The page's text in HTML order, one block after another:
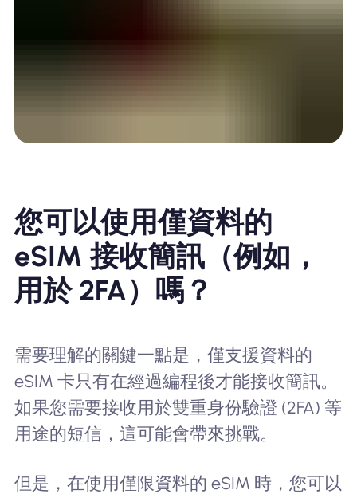
您可以使用僅資料的
eSIM 接收簡訊（例如，
用於 2FA）嗎？
需要理解的關鍵一點是，僅支援資料的
eSIM 卡只有在經過編程後才能接收簡訊。
如果您需要接收用於雙重身份驗證 (2FA) 等
用途的短信，這可能會帶來挑戰。
但是，在使用僅限資料的 eSIM 時，您可以